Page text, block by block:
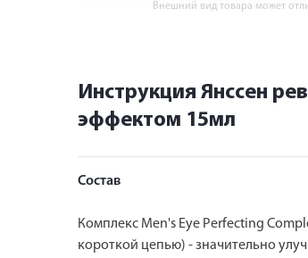
Внешний вид товара может
Инструкция Янссен
эффектом 15мл
Состав
Комплекс Men's Eye Perfecting
короткой цепью) - значительно